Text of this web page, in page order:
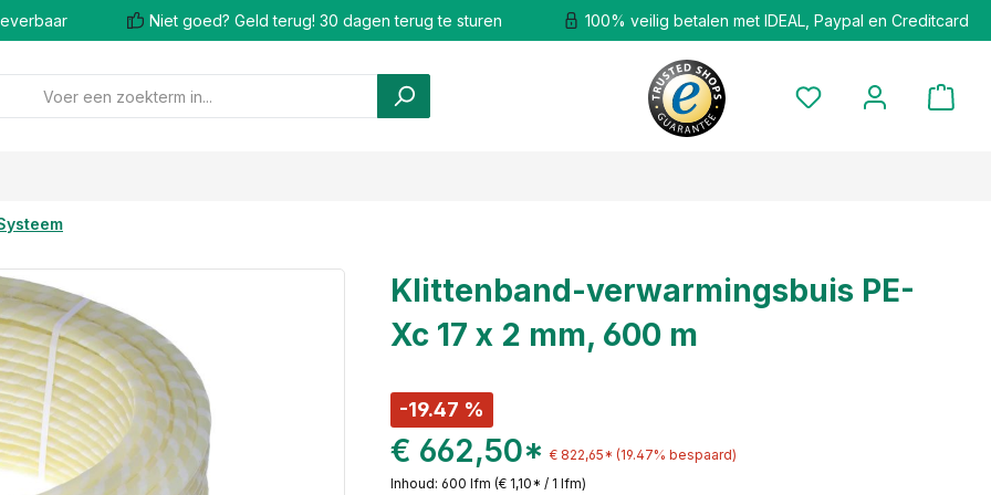
Niet goed? Geld terug! 30 dagen terug te sturen 100% veilig betalen met IDEAL, Paypal en Creditcard
Klittenband-verwarmingsbuis PE-
Xc 17 x 2 mm, 600 m
-19.47 %
€ 662,50* € 822,65* (19.47% bespaard)
Inhoud: 600 lfm (€ 1,10* / 1 lfm)